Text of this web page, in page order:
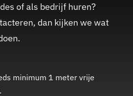
of als bedrijf huren?
dan kijken we wat
minimum 1 meter vrije